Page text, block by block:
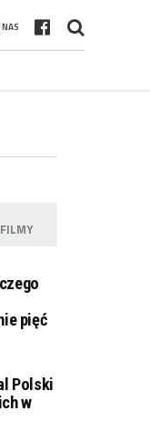
NAS
FILMY
pięć
Polski
w